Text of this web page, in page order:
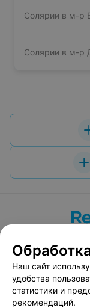
Солярии в м-р
Солярии в м-р
Вакансии
Публичный
Наш сайт
удобства
статистики и
рекомендаций.